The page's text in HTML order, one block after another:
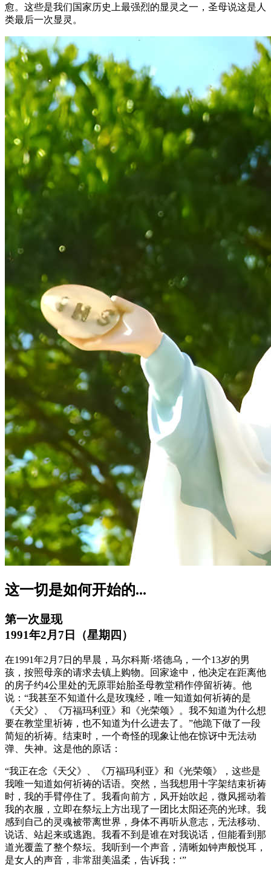
愈。这些是我们国家历史上最强烈的显灵之一，圣母说这是人
类最后一次显灵。
这一切是如何开始的...
第一次显现
1991年2月7日（星期四）
在1991年2月7日的早晨，马尔科斯·塔德乌，一个13岁的男
孩，按照母亲的请求去镇上购物。回家途中，他决定在距离他
的房子约4公里处的无原罪始胎圣母教堂稍作停留祈祷。他
说：“我甚至不知道什么是玫瑰经，唯一知道如何祈祷的是
《天父》、《万福玛利亚》和《光荣颂》。我不知道为什么想
要在教堂里祈祷，也不知道为什么进去了。”他跪下做了一段
简短的祈祷。结束时，一个奇怪的现象让他在惊讶中无法动
弹、失神。这是他的原话：
“我正在念《天父》、《万福玛利亚》和《光荣颂》，这些是
我唯一知道如何祈祷的话语。突然，当我想用十字架结束祈祷
时，我的手臂停住了。我看向前方，风开始吹起，微风摇动着
我的衣服，立即在祭坛上方出现了一团比太阳还亮的光球。我
感到自己的灵魂被带离世界，身体不再听从意志，无法移动、
说话、站起来或逃跑。我看不到是谁在对我说话，但能看到那
道光覆盖了整个祭坛。我听到一个声音，清晰如钟声般悦耳，
是女人的声音，非常甜美温柔，告诉我：‘”